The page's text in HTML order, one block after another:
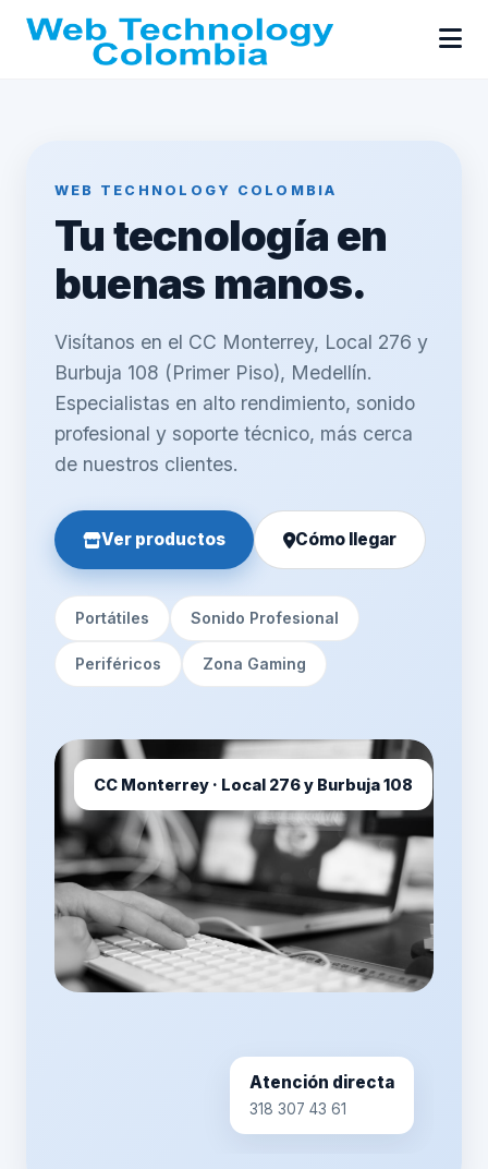
WEB TECHNOLOGY COLOMBIA
Tu tecnología en
buenas manos.
Visítanos en el CC Monterrey, Local 276 y
Burbuja 108 (Primer Piso), Medellín.
Especialistas en alto rendimiento, sonido
profesional y soporte técnico, más cerca
de nuestros clientes.
Ver productos Cómo llegar
Portátiles Sonido Profesional
Periféricos Zona Gaming
CC Monterrey · Local 276 y Burbuja 108
Atención directa
318 307 43 61